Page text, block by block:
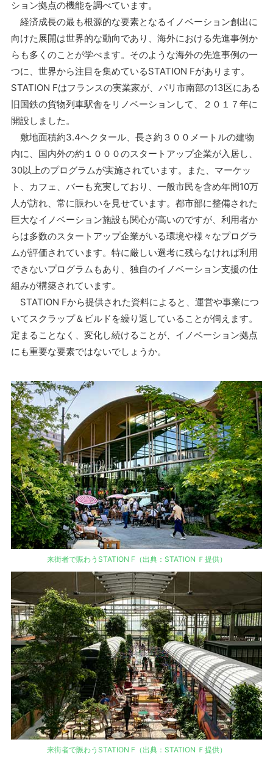
ション拠点の機能を調べています。
経済成長の最も根源的な要素となるイノベーション創出に
向けた展開は世界的な動向であり、海外における先進事例か
らも多くのことが学べます。そのような海外の先進事例の一
つに、世界から注目を集めているSTATION Fがあります。
STATION Fはフランスの実業家が、パリ市南部の13区にある
旧国鉄の貨物列車駅舎をリノベーションして、２０１７年に
開設しました。
敷地面積約3.4ヘクタール、長さ約３００メートルの建物
内に、国内外の約１０００のスタートアップ企業が入居し、
30以上のプログラムが実施されています。また、マーケッ
ト、カフェ、バーも充実しており、一般市民を含め年間10万
人が訪れ、常に賑わいを見せています。都市部に整備された
巨大なイノベーション施設も関心が高いのですが、利用者か
らは多数のスタートアップ企業がいる環境や様々なプログラ
ムが評価されています。特に厳しい選考に残らなければ利用
できないプログラムもあり、独自のイノベーション支援の仕
組みが構築されています。
STATION Fから提供された資料によると、運営や事業につ
いてスクラップ＆ビルドを繰り返していることが伺えます。
定まることなく、変化し続けることが、イノベーション拠点
にも重要な要素ではないでしょうか。
来街者で賑わうSTATION F（出典：STATION Ｆ提供）
来街者で賑わうSTATION F（出典：STATION Ｆ提供）